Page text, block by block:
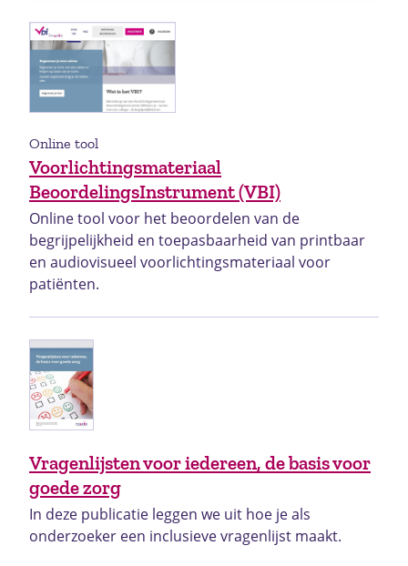
Voorlichtingsmateriaal
BeoordelingsInstrument (VBI)
Online tool
Online tool voor het beoordelen van de
begrijpelijkheid en toepasbaarheid van printbaar
en audiovisueel voorlichtingsmateriaal voor
patiënten.
Vragenlijsten voor iedereen, de basis voor
goede zorg
In deze publicatie leggen we uit hoe je als
onderzoeker een inclusieve vragenlijst maakt.